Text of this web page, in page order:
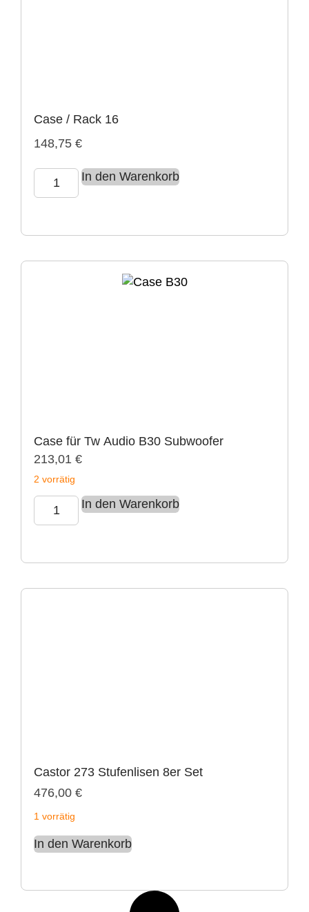
Case / Rack 16
148,75 €
In den Warenkorb
Case für Tw Audio B30 Subwoofer
213,01 €
2 vorrätig
In den Warenkorb
Castor 273 Stufenlisen 8er Set
476,00 €
1 vorrätig
In den Warenkorb